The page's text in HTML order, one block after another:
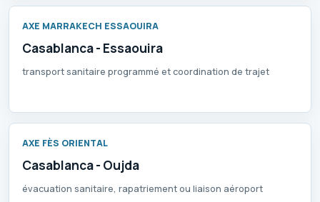
AXE MARRAKECH ESSAOUIRA
Casablanca - Essaouira
transport sanitaire programmé et coordination de trajet
AXE FÈS ORIENTAL
Casablanca - Oujda
évacuation sanitaire, rapatriement ou liaison aéroport